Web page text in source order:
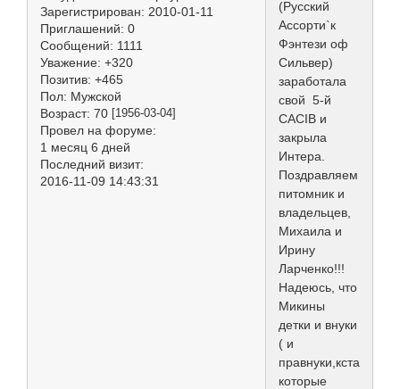
Зарегистрирован: 2010-01-11
Приглашений: 0
Сообщений: 1111
Уважение: +320
Позитив: +465
Пол: Мужской
Возраст: 70 [1956-03-04]
Провел на форуме:
1 месяц 6 дней
Последний визит:
2016-11-09 14:43:31
(Русский
Ассорти`к
Фэнтези оф
Сильвер)
заработала
свой 5-й
CACIB и
закрыла
Интера.
Поздравляем
питомник и
владельцев,
Михаила и
Ирину
Ларченко!!!
Надеюсь, что
Микины
детки и внуки
( и
правнуки,кстати,
которые